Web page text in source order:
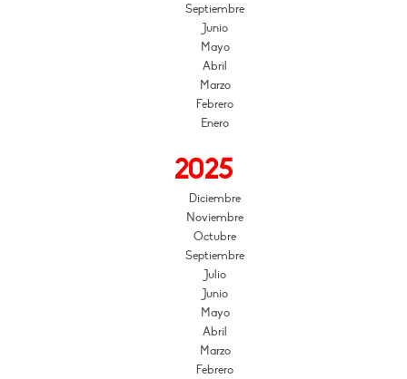
Septiembre
Junio
Mayo
Abril
Marzo
Febrero
Enero
2025
Diciembre
Noviembre
Octubre
Septiembre
Julio
Junio
Mayo
Abril
Marzo
Febrero